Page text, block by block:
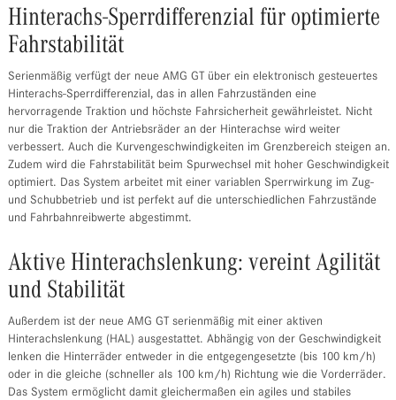
Hinterachs-Sperrdifferenzial für optimierte
Fahrstabilität
Serienmäßig verfügt der neue AMG GT über ein elektronisch gesteuertes
Hinterachs-Sperrdifferenzial, das in allen Fahrzuständen eine
hervorragende Traktion und höchste Fahrsicherheit gewährleistet. Nicht
nur die Traktion der Antriebsräder an der Hinterachse wird weiter
verbessert. Auch die Kurvengeschwindigkeiten im Grenzbereich steigen an.
Zudem wird die Fahrstabilität beim Spurwechsel mit hoher Geschwindigkeit
optimiert. Das System arbeitet mit einer variablen Sperrwirkung im Zug-
und Schubbetrieb und ist perfekt auf die unterschiedlichen Fahrzustände
und Fahrbahnreibwerte abgestimmt.
Aktive Hinterachslenkung: vereint Agilität
und Stabilität
Außerdem ist der neue AMG GT serienmäßig mit einer aktiven
Hinterachslenkung (HAL) ausgestattet. Abhängig von der Geschwindigkeit
lenken die Hinterräder entweder in die entgegengesetzte (bis 100 km/h)
oder in die gleiche (schneller als 100 km/h) Richtung wie die Vorderräder.
Das System ermöglicht damit gleichermaßen ein agiles und stabiles